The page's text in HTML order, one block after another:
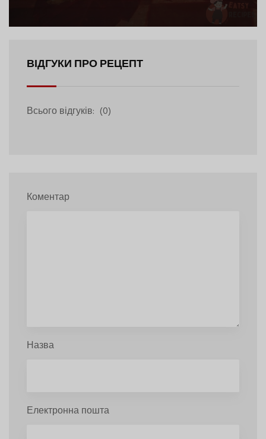
ВІДГУКИ ПРО РЕЦЕПТ
Всього відгуків: (0)
Коментар
Назва
Електронна пошта